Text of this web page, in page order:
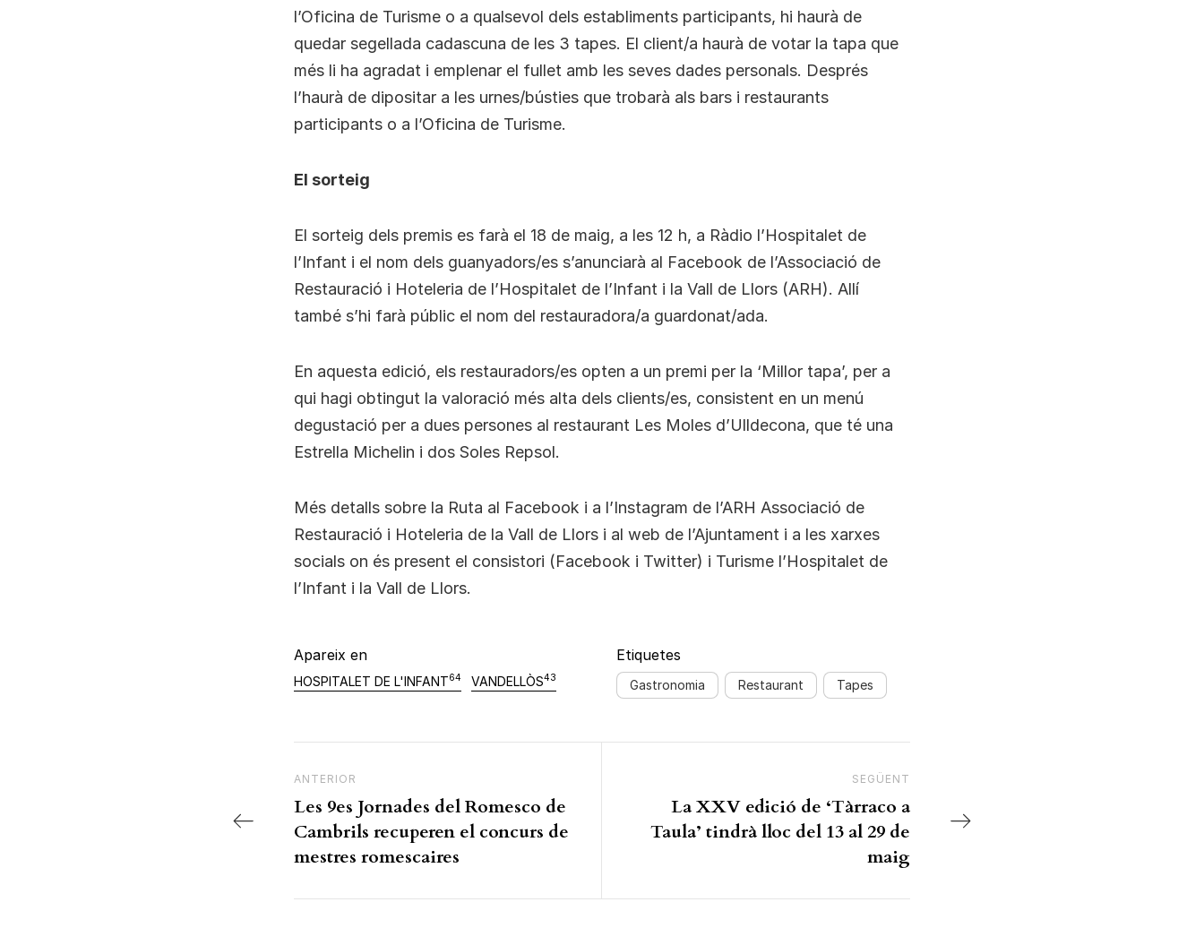
l’Oficina de Turisme o a qualsevol dels establiments participants, hi haurà de
quedar segellada cadascuna de les 3 tapes. El client/a haurà de votar la tapa que
més li ha agradat i emplenar el fullet amb les seves dades personals. Després
l’haurà de dipositar a les urnes/bústies que trobarà als bars i restaurants
participants o a l’Oficina de Turisme.
El sorteig
El sorteig dels premis es farà el 18 de maig, a les 12 h, a Ràdio l’Hospitalet de
l’Infant i el nom dels guanyadors/es s’anunciarà al Facebook de l’Associació de
Restauració i Hoteleria de l’Hospitalet de l’Infant i la Vall de Llors (ARH). Allí
també s’hi farà públic el nom del restauradora/a guardonat/ada.
En aquesta edició, els restauradors/es opten a un premi per la ‘Millor tapa’, per a
qui hagi obtingut la valoració més alta dels clients/es, consistent en un menú
degustació per a dues persones al restaurant Les Moles d’Ulldecona, que té una
Estrella Michelin i dos Soles Repsol.
Més detalls sobre la Ruta al Facebook i a l’Instagram de l’ARH Associació de
Restauració i Hoteleria de la Vall de Llors i al web de l’Ajuntament i a les xarxes
socials on és present el consistori (Facebook i Twitter) i Turisme l’Hospitalet de
l’Infant i la Vall de Llors.
Apareix en
HOSPITALET DE L'INFANT64 VANDELLÒS43
Etiquetes
Gastronomia Restaurant Tapes
Previous Post
ANTERIOR
Les 9es Jornades del Romesco de
Cambrils recuperen el concurs de
mestres romescaires
SEGÜENT
La XXV edició de ‘Tàrraco a
Taula’ tindrà lloc del 13 al 29 de
maig